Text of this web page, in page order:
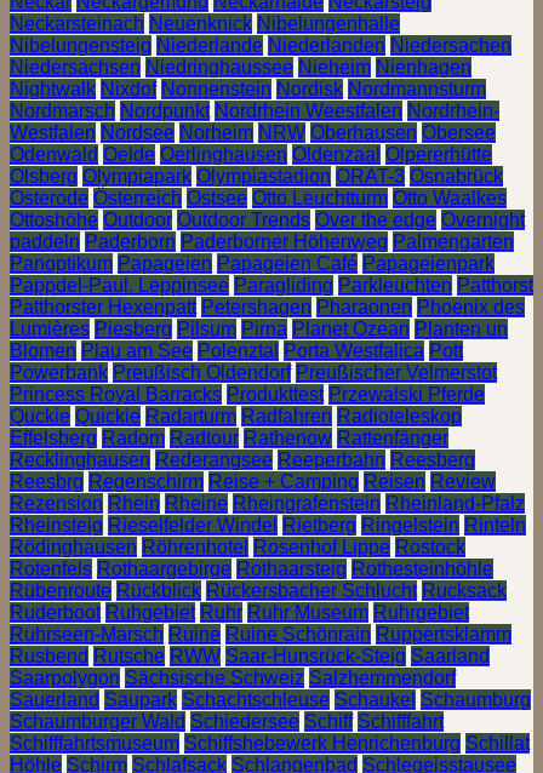
Neckarsteinach Neuenknick Nibelungenhalle
Nibelungensteig Niederlande Niederlanden Niedersachen
Niedersachsen Niedringhaussee Nieheim Nienhagen
Nightwalk Nixdof Nonnenstein Nordisk Nordmannsturm
Nordmarsch Nordpunkt Nordrhein Weestfalen Nordrhein-
Westfalen Nordsee Norheim NRW Oberhausen Obersee
Odenwald Oelde Oerlinghausen Oldenzaal Olpererhütte
Olsberg Olympiapark Olympiastadion ORAT-3 Osnabrück
Osterode Österreich Ostsee Otto Leuchtturm Otto Waalkes
Ottoshöhe Outdoor Outdoor Trends Over the edge Overnight
paddeln Paderborn Paderborner Höhenweg Palmengarten
Panoptikum Papageien Papageien Café Papageienpark
Pappdel-Paul. Leppinsee Paragliding Parkleuchten Patthorst
Patthorster Hexenpatt Petershagen Pharaonen Phoenix des
Lumières Piesberg Pilsum Pirna Planet Ozean Planten un
Blomen Plau am See Polenztal Porta Westfalica Pott
Powerbank Preußisch Oldendorf Preußischer Velmerstot
Princess Royal Barracks Produkttest Przewalski Pferde
Quckie Quickie Radarturm Radfahren Radioteleskop
Effelsberg Radom Radtour Rathenow Rattenfänger
Recklinghausen Rederangsee Reeperbahn Reesberg
Reesbrg Regenschirm Reise + Camping Reisen Review
Rezension Rhein Rheine Rheingrafenstein Rheinland-Pfalz
Rheinsteig Rieselfelder Windel Rietberg Ringelstein Rinteln
Rödinghausen Röhrenhotel Rosenhof Lippe Rostock
Rotenfels Rothaargebirge Rothaarsteig Rothesteinhöhle
Rübenroute Rückblick Rückersbacher Schlucht Rucksack
Ruderboot Ruhgebiet Ruhr Ruhr Museum Ruhrgebiet
Ruhrseen-Marsch Ruine Ruine Schönrain Ruppertsklamm
Rusbend Rutsche RWW Saar-Hunsrück-Steig Saarland
Saarpolygon Sächsische Schweiz Salzhemmendorf
Sauerland Saupark Schachtschleuse Schaukel Schaumburg
Schaumburger Wald Schiedersee Schiff Schifffahrt
Schifffahrtsmuseum Schiffshebewerk Henrichenburg Schillat
Höhle Schirm Schlafsack Schlangenbad Schlegeisstausee